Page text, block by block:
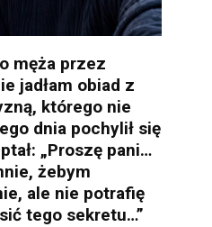
męża przez
jadłam obiad z
którego nie
dnia pochylił się
„Proszę pani…
żebym
ale nie potrafię
tego sekretu…”